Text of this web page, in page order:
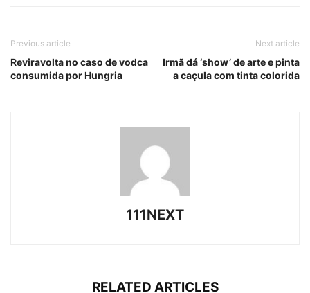
Previous article
Reviravolta no caso de vodca
consumida por Hungria
Next article
Irmã dá ‘show’ de arte e pinta
a caçula com tinta colorida
111NEXT
RELATED ARTICLES